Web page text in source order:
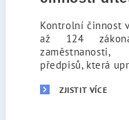
Kontrolní činnost
až 124
předpisů, která
ZJISTIT VÍCE